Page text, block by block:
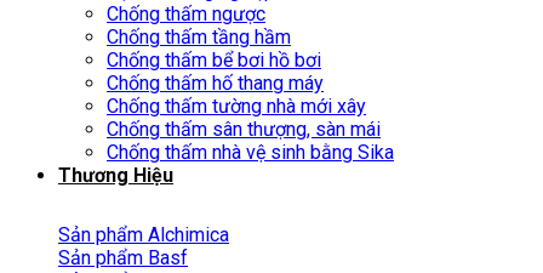
Chống thấm ngược
Chống thấm tầng hầm
Chống thấm bể bơi hồ bơi
Chống thấm hố thang máy
Chống thấm tường nhà mới xây
Chống thấm sân thượng, sàn mái
Chống thấm nhà vệ sinh bằng Sika
Thương Hiệu
Sản phẩm Alchimica
Sản phẩm Basf